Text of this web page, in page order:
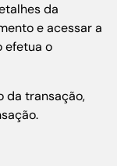
da
e acessar a
efetua o
da transação,